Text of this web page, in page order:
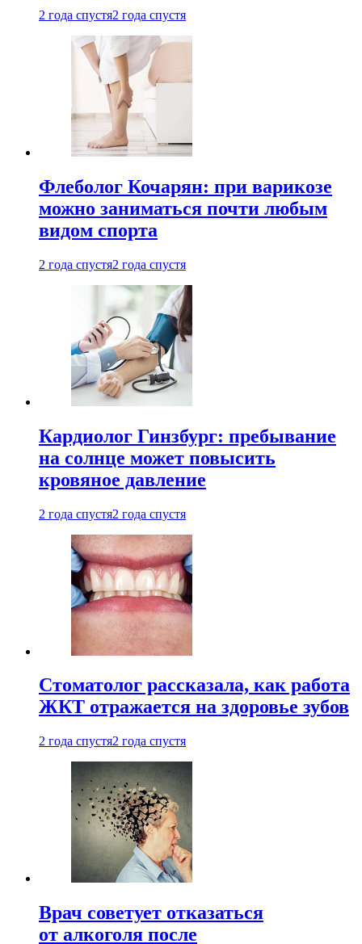
2 года спустя2 года спустя
Флеболог Кочарян: при варикозе
можно заниматься почти любым
видом спорта
2 года спустя2 года спустя
Кардиолог Гинзбург: пребывание
на солнце может повысить
кровяное давление
2 года спустя2 года спустя
Стоматолог рассказала, как работа
ЖКТ отражается на здоровье зубов
2 года спустя2 года спустя
Врач советует отказаться
от алкоголя после